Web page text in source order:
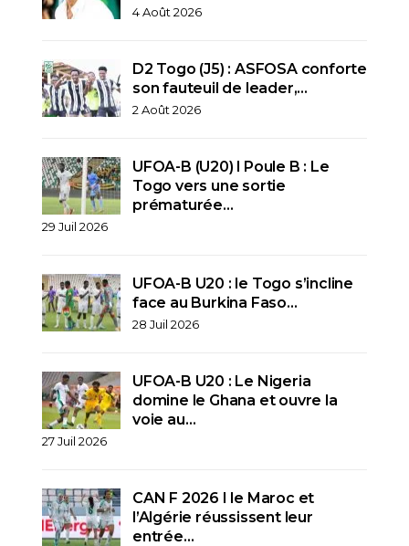
4 Août 2026
D2 Togo (J5) : ASFOSA conforte
son fauteuil de leader,…
2 Août 2026
UFOA-B (U20) l Poule B : Le
Togo vers une sortie
prématurée…
29 Juil 2026
UFOA-B U20 : le Togo s’incline
face au Burkina Faso…
28 Juil 2026
UFOA-B U20 : Le Nigeria
domine le Ghana et ouvre la
voie au…
27 Juil 2026
CAN F 2026 I le Maroc et
l’Algérie réussissent leur
entrée…